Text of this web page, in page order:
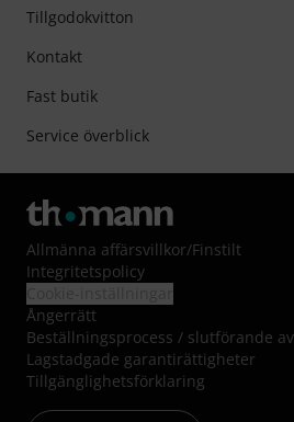
Tillgodokvitton
Kontakt
Fast butik
Service överblick
Allmänna affärsvillkor/Finstilt
Integritetspolicy
Ångerrätt
Beställningsprocess / slutförande
Lagstadgade garantirättigheter
Tillgänglighetsförklaring